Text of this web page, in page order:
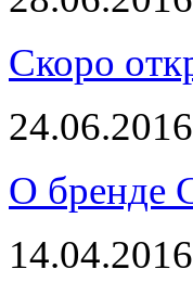
Скоро
24.06.2016
О бренде
14.04.2016